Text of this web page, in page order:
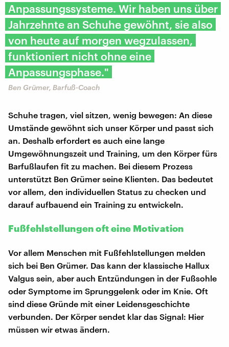
Anpassungssysteme. Wir haben uns über
Jahrzehnte an Schuhe gewöhnt, sie also
von heute auf morgen wegzulassen,
funktioniert nicht ohne eine
Anpassungsphase."
Ben Grümer, Barfuß-Coach
Schuhe tragen, viel sitzen, wenig bewegen: An diese
Umstände gewöhnt sich unser Körper und passt sich
an. Deshalb erfordert es auch eine lange
Umgewöhnungszeit und Training, um den Körper fürs
Barfußlaufen fit zu machen. Bei diesem Prozess
unterstützt Ben Grümer seine Klienten. Das bedeutet
vor allem, den individuellen Status zu checken und
darauf aufbauend ein Training zu entwickeln.
Fußfehlstellungen oft eine Motivation
Vor allem Menschen mit Fußfehlstellungen melden
sich bei Ben Grümer. Das kann der klassische Hallux
Valgus sein, aber auch Entzündungen in der Fußsohle
oder Symptome im Sprunggelenk oder im Knie. Oft
sind diese Gründe mit einer Leidensgeschichte
verbunden. Der Körper sendet klar das Signal: Hier
müssen wir etwas ändern.